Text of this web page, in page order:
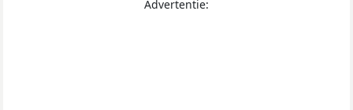
Advertentie: